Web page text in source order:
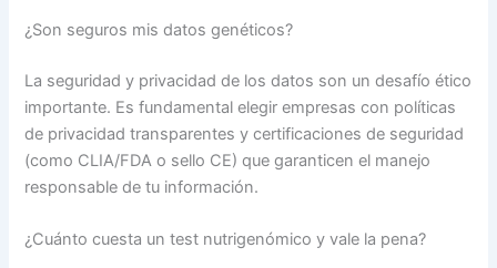
¿Son seguros mis datos genéticos?
La seguridad y privacidad de los datos son un desafío ético
importante. Es fundamental elegir empresas con políticas
de privacidad transparentes y certificaciones de seguridad
(como CLIA/FDA o sello CE) que garanticen el manejo
responsable de tu información.
¿Cuánto cuesta un test nutrigenómico y vale la pena?